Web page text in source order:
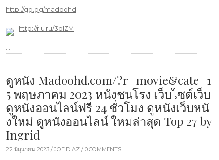
http://gg.gg/madoohd
http://rlu.ru/3dIZM
…
ดูหนัง Madoohd.com/?r=movie&cate=1
5 พฤษภาคม 2023 หนังชนโรง เว็บไซต์เว็บ
ดูหนังออนไลน์ฟรี 24 ชั่วโมง ดูหนังเว็บหนั
งใหม่ ดูหนังออนไลน์ ใหม่ล่าสุด Top 27 by
Ingrid
22 มิถุนายน 2023 /JOE DIAZ / 0 COMMENTS